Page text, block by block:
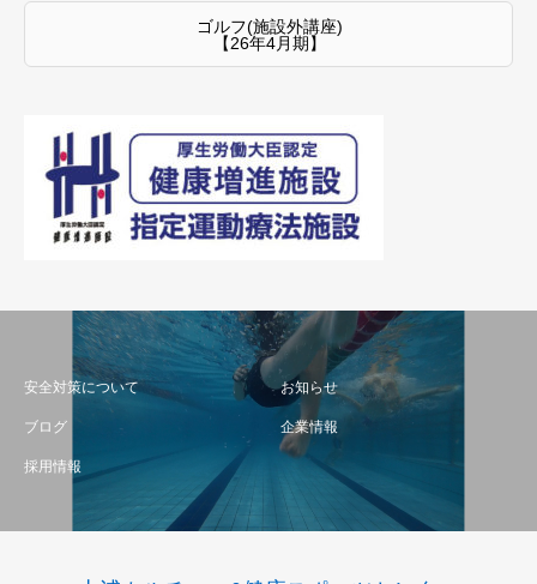
ゴルフ(施設外講座)
【26年4月期】
安全対策について お知らせ
ブログ 企業情報
採用情報